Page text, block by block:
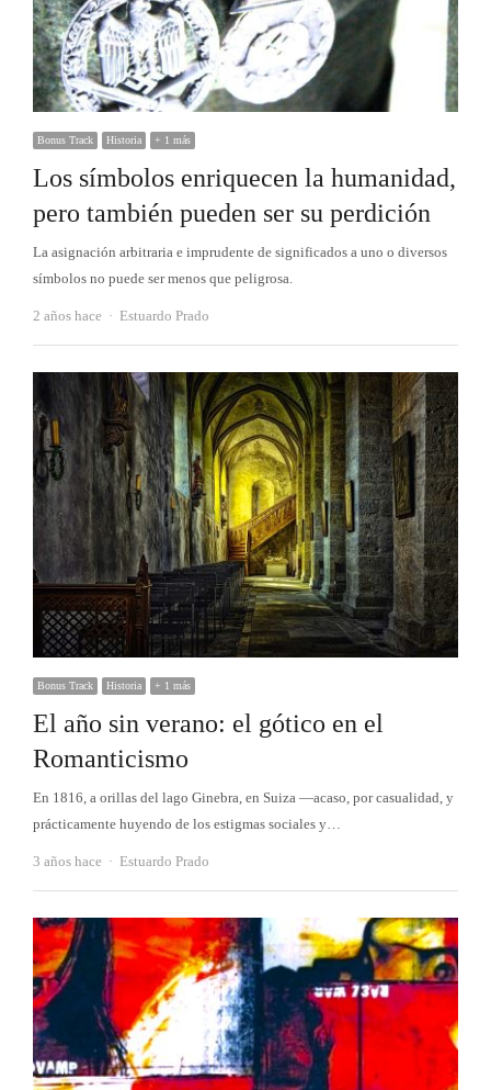
Bonus Track Historia + 1 más
Los símbolos enriquecen la humanidad,
pero también pueden ser su perdición
La asignación arbitraria e imprudente de significados a uno o diversos
símbolos no puede ser menos que peligrosa.
2 años hace Autor
Estuardo Prado
Bonus Track Historia + 1 más
El año sin verano: el gótico en el
Romanticismo
En 1816, a orillas del lago Ginebra, en Suiza —acaso, por casualidad, y
prácticamente huyendo de los estigmas sociales y…
3 años hace Autor
Estuardo Prado